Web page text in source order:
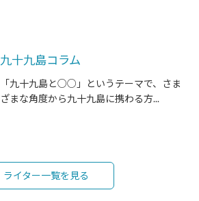
九十九島コラム
「九十九島と○○」というテーマで、さま
ざまな角度から九十九島に携わる方...
ライター一覧を見る